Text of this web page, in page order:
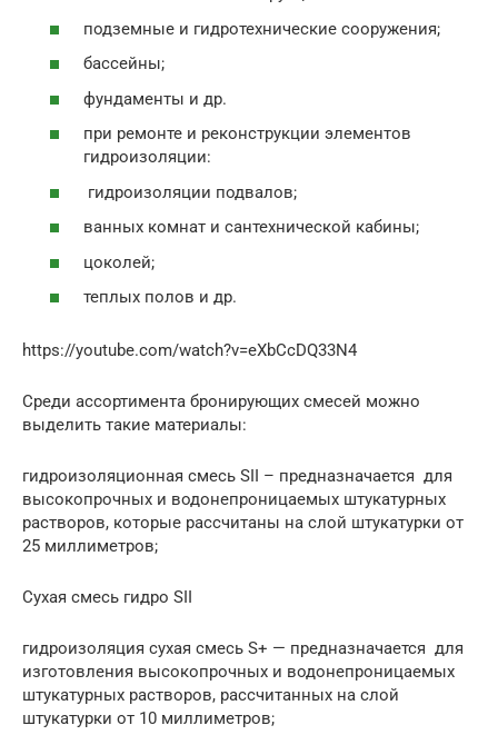
подземные и гидротехнические сооружения;
бассейны;
фундаменты и др.
при ремонте и реконструкции элементов
гидроизоляции:
гидроизоляции подвалов;
ванных комнат и сантехнической кабины;
цоколей;
теплых полов и др.
https://youtube.com/watch?v=eXbCcDQ33N4
Среди ассортимента бронирующих смесей можно
выделить такие материалы:
гидроизоляционная смесь SII – предназначается для
высокопрочных и водонепроницаемых штукатурных
растворов, которые рассчитаны на слой штукатурки от
25 миллиметров;
Сухая смесь гидро SII
гидроизоляция сухая смесь S+ — предназначается для
изготовления высокопрочных и водонепроницаемых
штукатурных растворов, рассчитанных на слой
штукатурки от 10 миллиметров;